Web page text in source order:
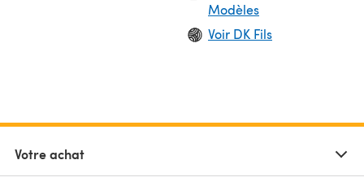
Modèles
Voir DK Fils
Votre achat